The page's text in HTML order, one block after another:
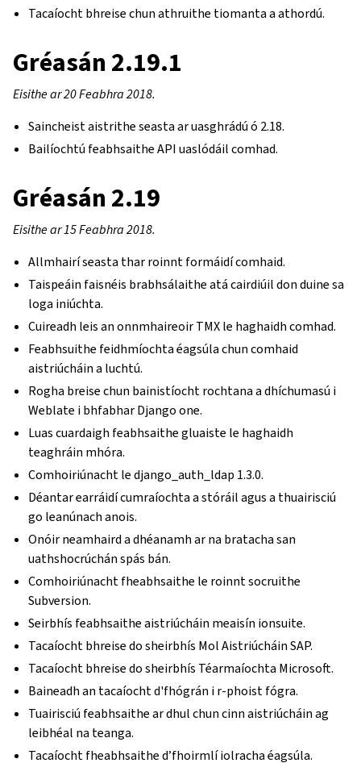
Tacaíocht bhreise chun athruithe tiomanta a athordú.
Gréasán 2.19.1
Eisithe ar 20 Feabhra 2018.
Saincheist aistrithe seasta ar uasghrádú ó 2.18.
Bailíochtú feabhsaithe API uaslódáil comhad.
Gréasán 2.19
Eisithe ar 15 Feabhra 2018.
Allmhairí seasta thar roinnt formáidí comhaid.
Taispeáin faisnéis brabhsálaithe atá cairdiúil don duine sa
loga iniúchta.
Cuireadh leis an onnmhaireoir TMX le haghaidh comhad.
Feabhsuithe feidhmíochta éagsúla chun comhaid
aistriúcháin a luchtú.
Rogha breise chun bainistíocht rochtana a dhíchumasú i
Weblate i bhfabhar Django one.
Luas cuardaigh feabhsaithe gluaiste le haghaidh
teaghráin mhóra.
Comhoiriúnacht le django_auth_ldap 1.3.0.
Déantar earráidí cumraíochta a stóráil agus a thuairisciú
go leanúnach anois.
Onóir neamhaird a dhéanamh ar na bratacha san
uathshocrúchán spás bán.
Comhoiriúnacht fheabhsaithe le roinnt socruithe
Subversion.
Seirbhís feabhsaithe aistriúcháin meaisín ionsuite.
Tacaíocht bhreise do sheirbhís Mol Aistriúcháin SAP.
Tacaíocht bhreise do sheirbhís Téarmaíochta Microsoft.
Baineadh an tacaíocht d'fhógrán i r-phoist fógra.
Tuairisciú feabhsaithe ar dhul chun cinn aistriúcháin ag
leibhéal na teanga.
Tacaíocht fheabhsaithe d’fhoirmlí iolracha éagsúla.